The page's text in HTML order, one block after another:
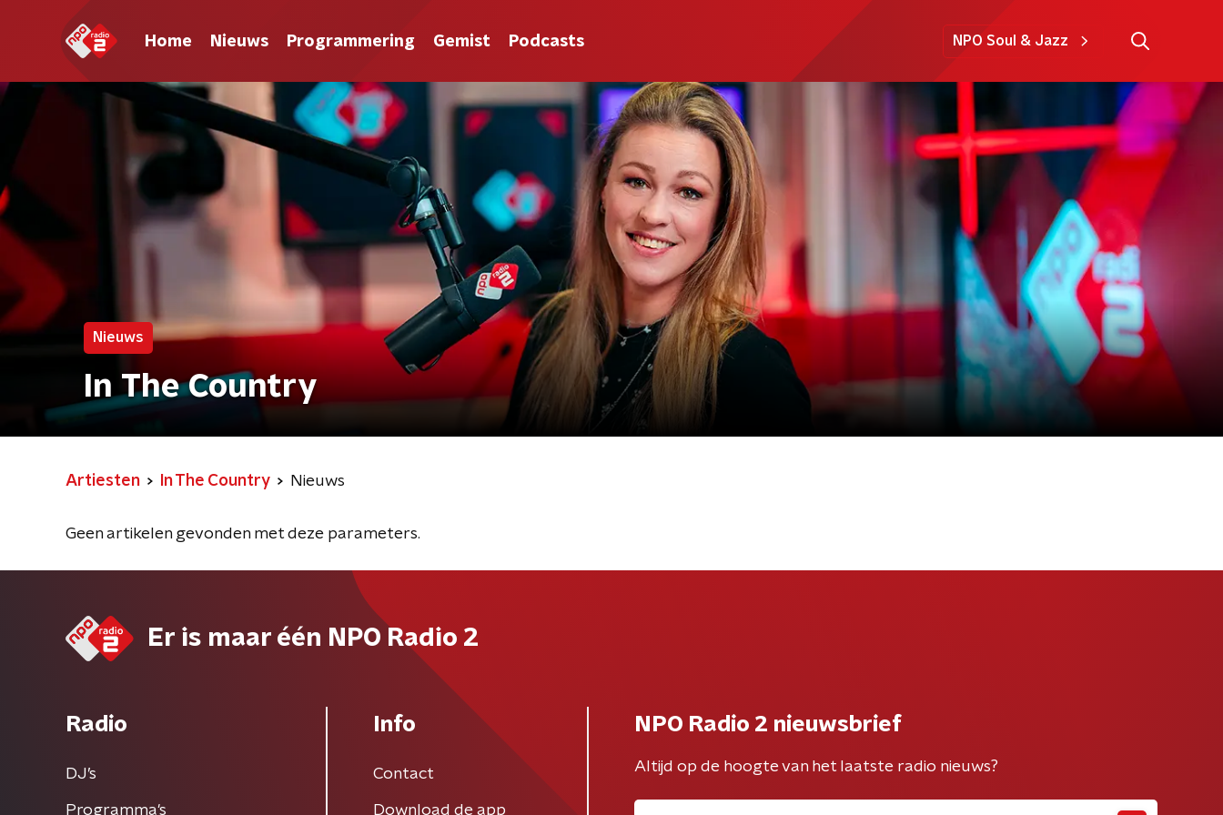
Home Nieuws Programmering Gemist Podcasts NPO Soul & Jazz
Nieuws
In The Country
Artiesten In The Country Nieuws
Geen artikelen gevonden met deze parameters.
Er is maar één NPO Radio 2
Radio
DJ’s
Programma's
Info
Contact
Download de app
NPO Radio 2 nieuwsbrief
Altijd op de hoogte van het laatste radio nieuws?